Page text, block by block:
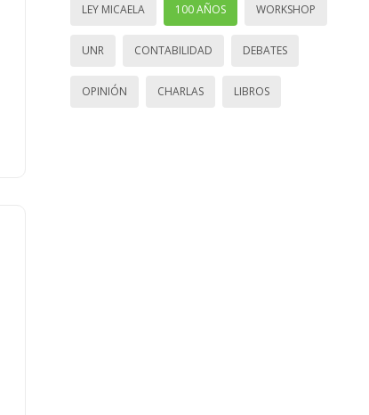
LEY MICAELA 100 AÑOS WORKSHOP
UNR CONTABILIDAD DEBATES
OPINIÓN CHARLAS LIBROS